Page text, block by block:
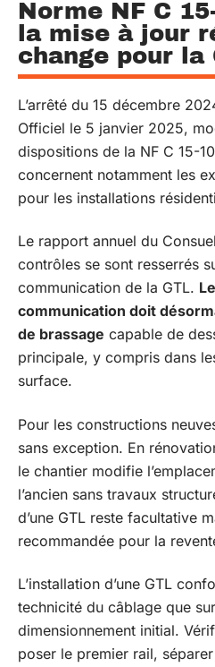
Norme NF C
la mise à jour
change pour la
L’arrêté du 15 décembre
Officiel le 5 janvier 2025,
dispositions de la NF C 15-
concernent notamment les
pour les installations
Le rapport annuel du
contrôles se sont resserrés
communication de la GTL.
communication doit
de brassage capable de
principale, y compris dans
surface.
Pour les constructions
sans exception. En
le chantier modifie
l’ancien sans travaux
d’une GTL reste facultative
recommandée pour la
L’installation d’une GTL
technicité du câblage que
dimensionnement initial.
poser le premier rail,